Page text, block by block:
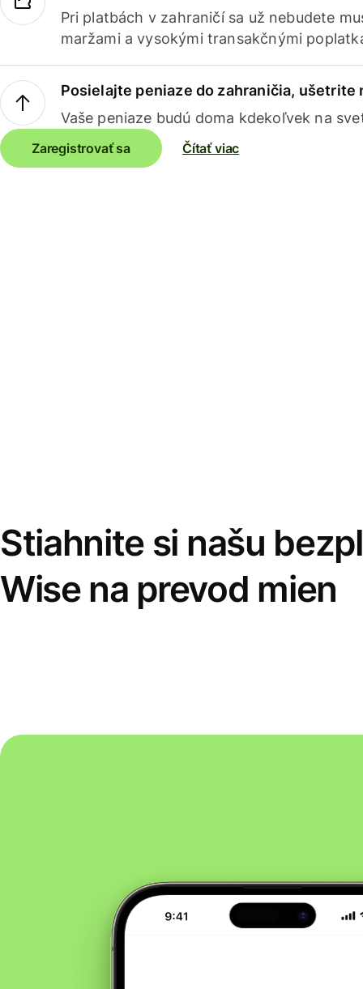
Pri platbách v zahraničí sa už nebudete
maržami a vysokými transakčnými
Posielajte peniaze do zahraničia, ušetrite
Vaše peniaze budú doma kdekoľvek na
Zaregistrovať sa Čítať viac
Stiahnite si našu
Wise na prevod mien